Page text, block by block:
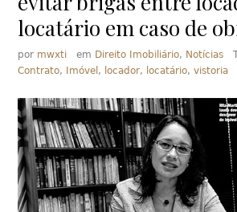
locatário em caso de
por mwxti em Direito Imobiliário, Notícias
Contrato, Imóvel , locador, locatário,vistoria